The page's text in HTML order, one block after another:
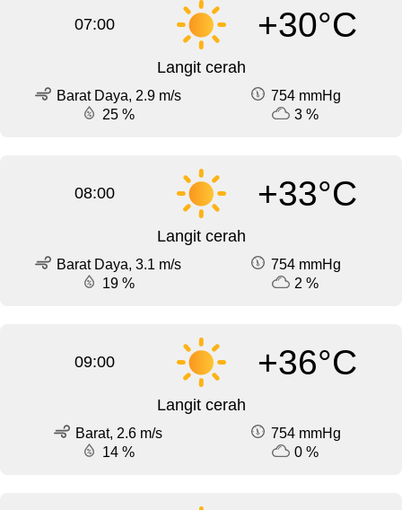
07:00 +30°C
Langit cerah
Barat Daya, 2.9 m/s
754 mmHg
25 %
3 %
08:00 +33°C
Langit cerah
Barat Daya, 3.1 m/s
754 mmHg
19 %
2 %
09:00 +36°C
Langit cerah
Barat, 2.6 m/s
754 mmHg
14 %
0 %